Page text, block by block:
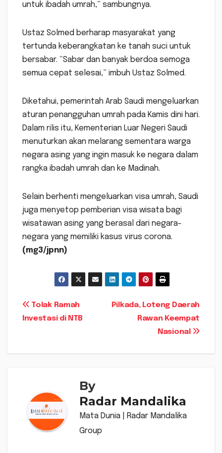
untuk ibadah umrah,” sambungnya.
Ustaz Solmed berharap masyarakat yang
tertunda keberangkatan ke tanah suci untuk
bersabar. “Sabar dan banyak berdoa semoga
semua cepat selesai,” imbuh Ustaz Solmed.
Diketahui, pemerintah Arab Saudi mengeluarkan
aturan penangguhan umrah pada Kamis dini hari.
Dalam rilis itu, Kementerian Luar Negeri Saudi
menuturkan akan melarang sementara warga
negara asing yang ingin masuk ke negara dalam
rangka ibadah umrah dan ke Madinah.
Selain berhenti mengeluarkan visa umrah, Saudi
juga menyetop pemberian visa wisata bagi
wisatawan asing yang berasal dari negara-
negara yang memiliki kasus virus corona.
(mg3/jpnn)
Navigasi
Pilkada, Loteng Daerah
Rawan Keempat
Nasional
Tolak Ramah
Investasi di NTB
By
Radar Mandalika
Mata Dunia | Radar Mandalika
Group